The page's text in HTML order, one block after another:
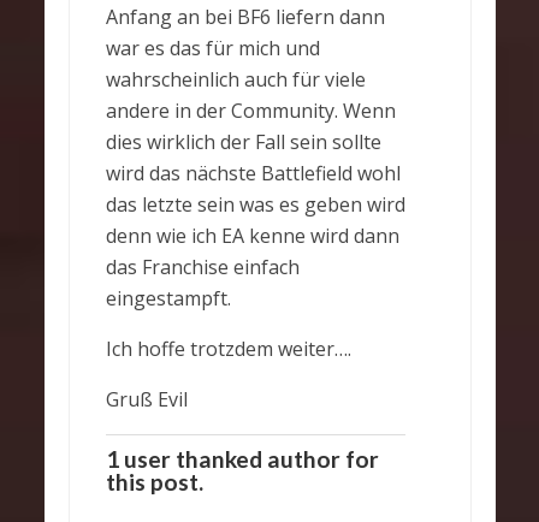
Anfang an bei BF6 liefern dann
war es das für mich und
wahrscheinlich auch für viele
andere in der Community. Wenn
dies wirklich der Fall sein sollte
wird das nächste Battlefield wohl
das letzte sein was es geben wird
denn wie ich EA kenne wird dann
das Franchise einfach
eingestampft.
Ich hoffe trotzdem weiter….
Gruß Evil
1 user thanked author for
this post.